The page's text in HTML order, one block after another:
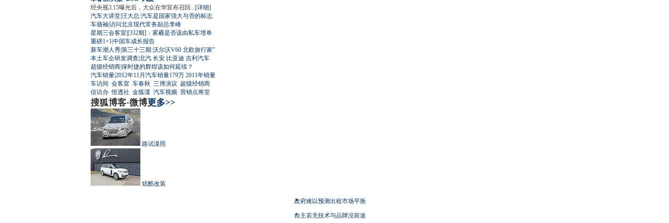
经央视3.15曝光后，大众在华宣布召回... [详细]
汽车大讲堂|汪大总:汽车是国家强大与否的标志
车领袖|访问北京现代常务副总李峰
星期三会客室|[332期]：雾霾是否该由私车埋单
重磅1+1 |中国车成长报告
新车潮人秀|第三十三期:沃尔沃V60 北欧旅行家"
本土车企研发调查|北汽 长安 比亚迪 吉利汽车
超级经销商|保时捷的辉煌该如何延续？
汽车销量|2012年11月汽车销量179万 2011年销量
车访间 会客室 车春秋 三博演议 超级经销商
信访办 悟透社 金狐谍 汽车视频 营销点将堂
搜狐博客·微博更多>>
路试谍照
炫酷改装
政府难以预测出租市场平衡
自主若无技术与品牌没前途